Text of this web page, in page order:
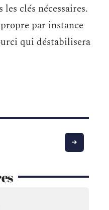
clés nécessaires.
par instance
qui déstabilisera